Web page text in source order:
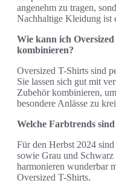
angenehm zu tragen,
Nachhaltige Kleidung ist
Wie kann ich
kombinieren?
Oversized T-Shirts sind
Sie lassen sich gut mit
Zubehör kombinieren,
besondere Anlässe zu
Welche Farbtrends
Für den Herbst 2024
sowie Grau und Schwarz
harmonieren wunderbar
Oversized T-Shirts.